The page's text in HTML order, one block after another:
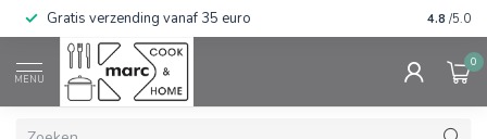
Gratis verzending vanaf 35 euro 4.8 /5.0
MENU
0